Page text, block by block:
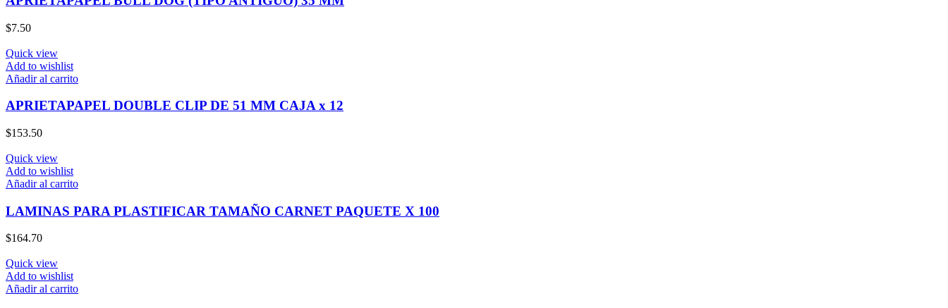
$7.50
Quick view
Add to wishlist
Añadir al carrito
APRIETAPAPEL DOUBLE CLIP DE 51 MM CAJA x 12
$153.50
Quick view
Add to wishlist
Añadir al carrito
LAMINAS PARA PLASTIFICAR TAMAÑO CARNET PAQUETE X 100
$164.70
Quick view
Add to wishlist
Añadir al carrito